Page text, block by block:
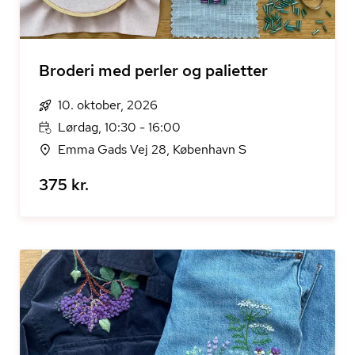
Broderi med perler og palietter
10. oktober, 2026
Lørdag, 10:30 - 16:00
Emma Gads Vej 28, København S
375 kr.